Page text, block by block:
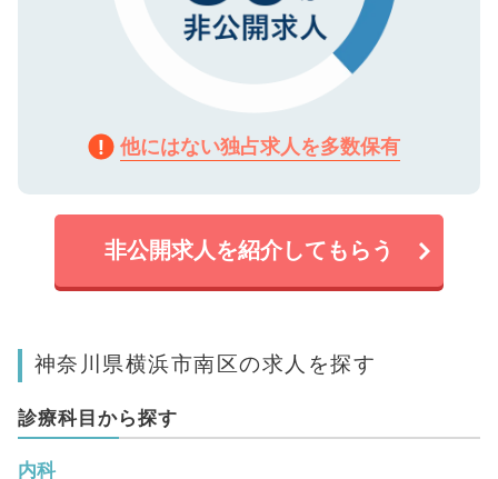
他にはない独占求人を多数保有
非公開求人を紹介してもらう
神奈川県横浜市南区の求人を探す
診療科目から探す
内科